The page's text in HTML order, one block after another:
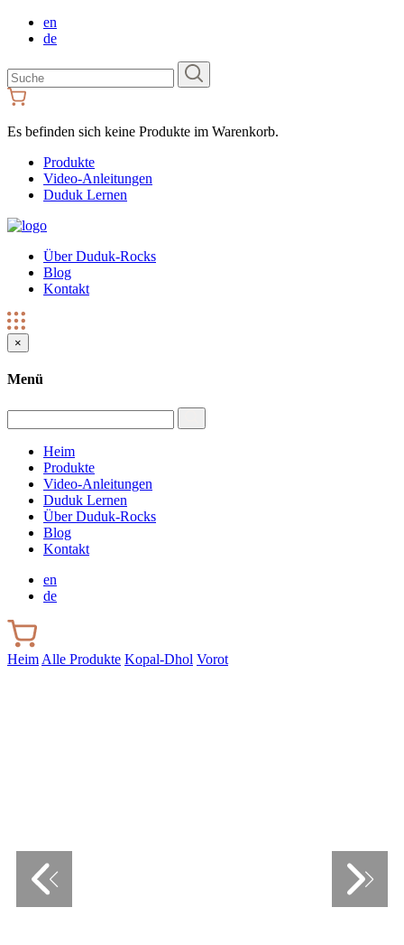
en
de
Suchen
Sie
nach:
Es befinden sich keine Produkte im Warenkorb.
Produkte
Video-Anleitungen
Duduk Lernen
Über Duduk-Rocks
Blog
Kontakt
×
Menü
Heim
Produkte
Video-Anleitungen
Duduk Lernen
Über Duduk-Rocks
Blog
Kontakt
en
de
Heim Alle Produkte Kopal-Dhol Vorot